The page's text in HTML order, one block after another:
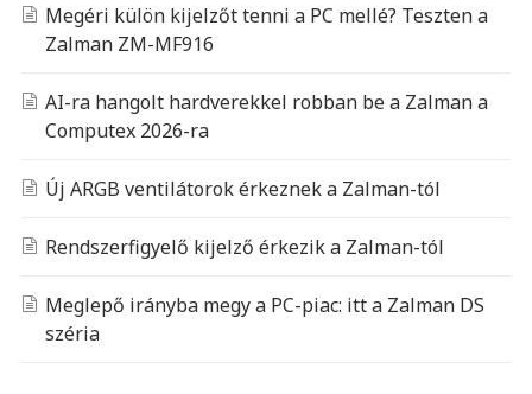
Megéri külön kijelzőt tenni a PC mellé? Teszten a
Zalman ZM-MF916
AI-ra hangolt hardverekkel robban be a Zalman a
Computex 2026-ra
Új ARGB ventilátorok érkeznek a Zalman-tól
Rendszerfigyelő kijelző érkezik a Zalman-tól
Meglepő irányba megy a PC-piac: itt a Zalman DS
széria